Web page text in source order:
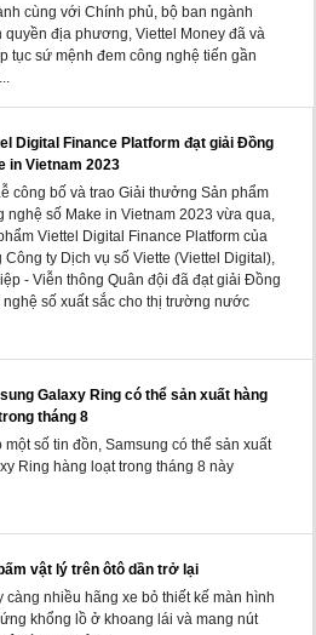
cùng với Chính phủ, bộ ban ngành
quyền địa phương, Viettel Money đã và
tục sứ mệnh đem công nghệ tiến gần
Digital Finance Platform đạt giải Đồng
in Vietnam 2023
công bố và trao Giải thưởng Sản phẩm
nghệ số Make in Vietnam 2023 vừa qua,
Viettel Digital Finance Platform của
Công ty Dịch vụ số Viette (Viettel Digital),
- Viễn thông Quân đội đã đạt giải Đồng
số xuất sắc cho thị trường nước
Galaxy Ring có thể sản xuất hàng
tháng 8
một số tin đồn, Samsung có thể sản xuất
Ring hàng loạt trong tháng 8 này
vật lý trên ôtô dần trở lại
càng nhiều hãng xe bỏ thiết kế màn hình
khổng lồ ở khoang lái và mang nút